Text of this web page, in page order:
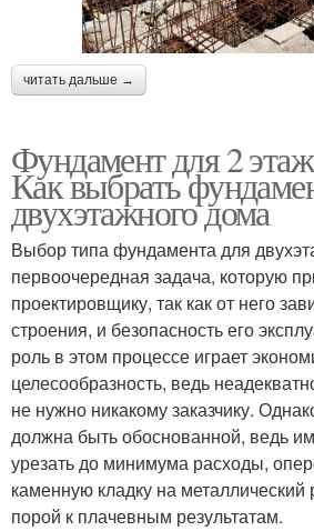
читать дальше →
Фундамент для 2
Как выбрать
двухэтажного дома
Выбор типа фундамента для
первоочередная задача, которую
проектировщику, так как от него
строения, и безопасность его
роль в этом процессе играет
целесообразность, ведь
не нужно никакому заказчику.
должна быть обоснованной, ведь
урезать до минимума расходы,
каменную кладку на металлический
порой к плачевным результатам.